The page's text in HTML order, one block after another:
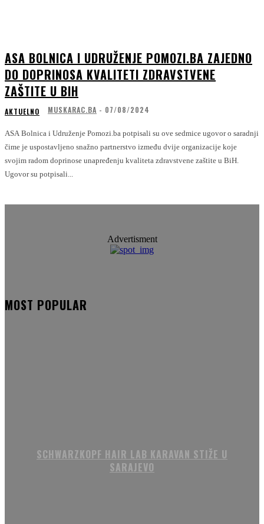
ASA BOLNICA I UDRUŽENJE POMOZI.BA ZAJEDNO
DO DOPRINOSA KVALITETI ZDRAVSTVENE
ZAŠTITE U BIH
AKTUELNO MUSKARAC.BA - 07/08/2024
ASA Bolnica i Udruženje Pomozi.ba potpisali su ove sedmice ugovor o saradnji
čime je uspostavljeno snažno partnerstvo između dvije organizacije koje
svojim radom doprinose unapređenju kvaliteta zdravstvene zaštite u BiH.
Ugovor su potpisali...
Advertisment
MOST POPULAR
SCHWARZKOPF HAIR LAB KARAVAN STIŽE U
SARAJEVO